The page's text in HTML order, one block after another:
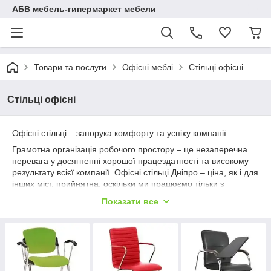
АБВ мебель-гипермаркет мебели
Товари та послуги Офісні меблі Стільці офісні
Стільці офісні
Офісні стільці – запорука комфорту та успіху компанії
Грамотна організація робочого простору – це незаперечна
перевага у досягненні хорошої працездатності та високому
результату всієї компанії. Офісні стільці Дніпро – ціна, як і для
інших міст, прийнятна, оскільки ми працюємо тільки з
проводять у положенні сидячи. І вибір якісних та зручних
стільців для них – це не розкіш, а необхідність обов'язково. А
що подумають клієнти вашої фірми чи ділові партнери, якщо
Показати все